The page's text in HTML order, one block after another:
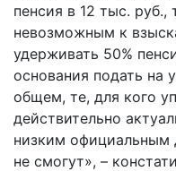
пенсия в 12 тыс. руб.,
невозможным к
удерживать 50%
основания подать на
общем, те, для кого
действительно
низким официальным
не смогут», –